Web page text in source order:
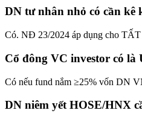
DN tư nhân nhỏ có cần kê
Có. NĐ 23/2024 áp dụng cho
Cổ đông VC investor có là
Có nếu fund nắm ≥25% vốn DN
DN niêm yết HOSE/HNX